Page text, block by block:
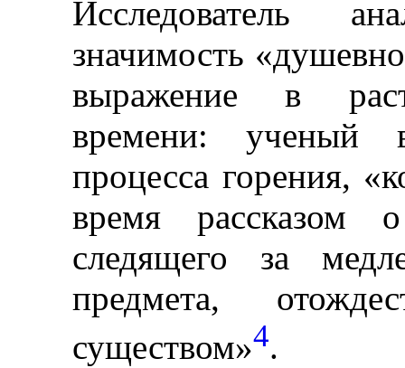
Исследователь
значимость
выражение в
времени: ученый
процесса горения,
время рассказом
следящего за
предмета,
существом»4.